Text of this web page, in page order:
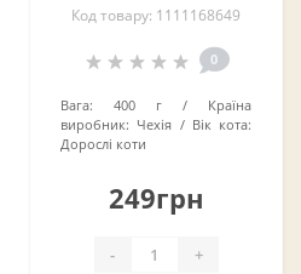
Код товару: 1111168649
0
Вага: 400 г
Країна
виробник: Чехія
Вік кота:
Дорослі коти
249грн
- +